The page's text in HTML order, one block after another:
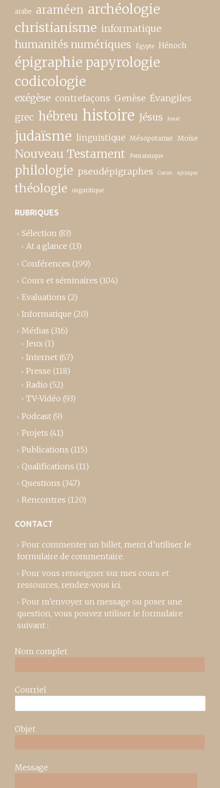
arabe araméen archéologie
christianisme informatique
humanités numériques Égypte Hénoch
épigraphie papyrologie
codicologie
exégèse contrefaçons Genèse Évangiles
grec hébreu histoire Jésus Josué
judaïsme linguistique Mésopotamie Moïse
Nouveau Testament Pentateuque
philologie pseudépigraphes Coran syriaque
théologie ougaritique
RUBRIQUES
Sélection (83)
At a glance (13)
Conférences (199)
Cours et séminaires (104)
Evaluations (2)
Informatique (20)
Médias (316)
Jeux (1)
Internet (67)
Presse (118)
Radio (52)
TV-Vidéo (93)
Podcast (9)
Projets (41)
Publications (115)
Qualifications (11)
Questions (347)
Rencontres (120)
CONTACT
Pour commenter un billet, merci d’utiliser le
formulaire de commentaire.
Pour vous renseigner sur mes cours et
ressources, rendez-vous ici.
Pour m’envoyer un message ou poser une
question, vous pouvez utiliser le formulaire
suivant :
Nom complet
Courriel
Objet
Message